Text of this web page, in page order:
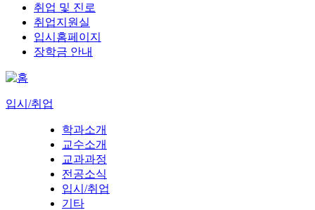
취업 및 진로
취업지원실
입시홈페이지
장학금 안내
입시/취업
학과소개
교수소개
교과과정
전공소식
입시/취업
기타